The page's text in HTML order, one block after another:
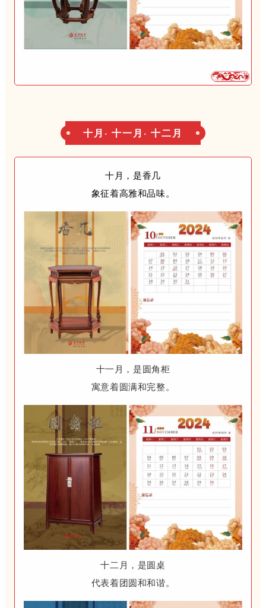
十月· 十一月· 十二月
十月，是香几
象征着高雅和品味。
十一月，是圆角柜
寓意着圆满和完整。
十二月，是圆桌
代表着团圆和和谐。